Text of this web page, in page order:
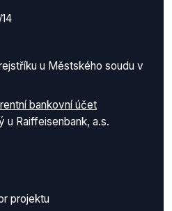
u Městského soudu v
bankovní účet
u Raiffeisenbank, a.s.
projektu